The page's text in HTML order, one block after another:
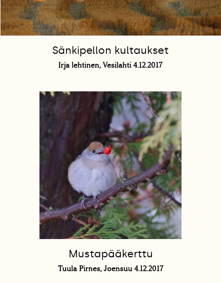
Sänkipellon kultaukset
Irja lehtinen, Vesilahti 4.12.2017
Mustapääkerttu
Tuula Pirnes, Joensuu 4.12.2017